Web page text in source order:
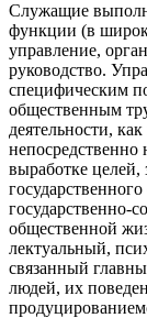
Служащие
функции (в
уп­равление,
руковод­ство.
специфическим
общественным
деятельности,
непосредственно
выработке целей,
государственно-
общественной
лектуальный,
свя­занный
людей, их